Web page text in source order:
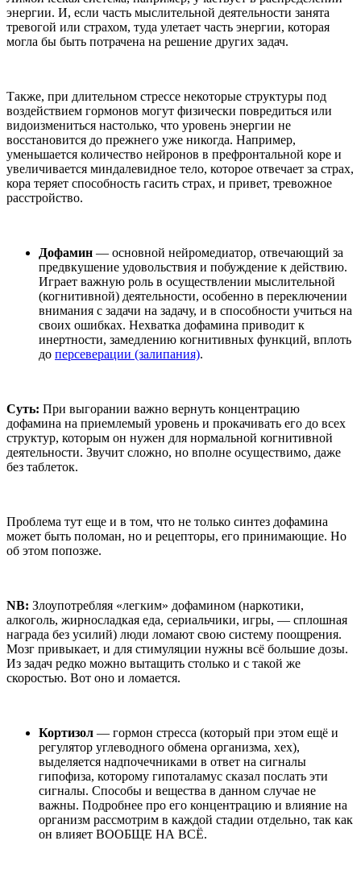
энергии. И, если часть мыслительной деятельности занята
тревогой или страхом, туда улетает часть энергии, которая
могла бы быть потрачена на решение других задач.
Также, при длительном стрессе некоторые структуры под
воздействием гормонов могут физически повредиться или
видоизмениться настолько, что уровень энергии не
восстановится до прежнего уже никогда. Например,
уменьшается количество нейронов в префронтальной коре и
увеличивается миндалевидное тело, которое отвечает за страх,
кора теряет способность гасить страх, и привет, тревожное
расстройство.
Дофамин — основной нейромедиатор, отвечающий за
предвкушение удовольствия и побуждение к действию.
Играет важную роль в осуществлении мыслительной
(когнитивной) деятельности, особенно в переключении
внимания с задачи на задачу, и в способности учиться на
своих ошибках. Нехватка дофамина приводит к
инертности, замедлению когнитивных функций, вплоть
до персеверации (залипания).
Суть: При выгорании важно вернуть концентрацию
дофамина на приемлемый уровень и прокачивать его до всех
структур, которым он нужен для нормальной когнитивной
деятельности. Звучит сложно, но вполне осуществимо, даже
без таблеток.
Проблема тут еще и в том, что не только синтез дофамина
может быть поломан, но и рецепторы, его принимающие. Но
об этом попозже.
NB: Злоупотребляя «легким» дофамином (наркотики,
алкоголь, жирносладкая еда, сериальчики, игры, — сплошная
награда без усилий) люди ломают свою систему поощрения.
Мозг привыкает, и для стимуляции нужны всё большие дозы.
Из задач редко можно вытащить столько и с такой же
скоростью. Вот оно и ломается.
Кортизол — гормон стресса (который при этом ещё и
регулятор углеводного обмена организма, хех),
выделяется надпочечниками в ответ на сигналы
гипофиза, которому гипоталамус сказал послать эти
сигналы. Способы и вещества в данном случае не
важны. Подробнее про его концентрацию и влияние на
организм рассмотрим в каждой стадии отдельно, так как
он влияет ВООБЩЕ НА ВСЁ.